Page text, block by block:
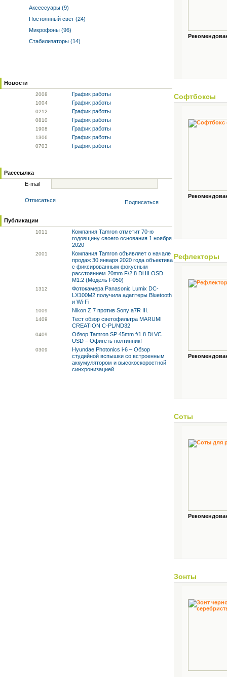
Аксессуары (9)
Постоянный свет (24)
Микрофоны (96)
Стабилизаторы (14)
Новости
2008 График работы
1004 График работы
0212 График работы
0810 График работы
1908 График работы
1306 График работы
0703 График работы
Расссылка
E-mail
Отписаться Подписаться
Публикации
1011
Компания Tamron отметит 70-ю
годовщину своего основания 1 ноября
2020
2001
Компания Tamron объявляет о начале
продаж 30 января 2020 года объектива
с фиксированным фокусным
расстоянием 20mm F/2.8 Di III OSD
M1:2 (Модель F050)
1312
Фотокамера Panasonic Lumix DC-
LX100M2 получила адаптеры Bluetooth
и Wi-Fi
1009 Nikon Z 7 против Sony a7R III.
1409
Тест обзор светофильтра MARUMI
CREATION C-PL/ND32
0409
Обзор Tamron SP 45mm f/1.8 Di VC
USD – Офигеть полтинник!
0309
Hyundae Photonics i-6 – Обзор
студийной вспышки со встроенным
аккумулятором и высокоскоростной
синхронизацией.
Софтбоксы
Рефлекторы
Соты
Зонты